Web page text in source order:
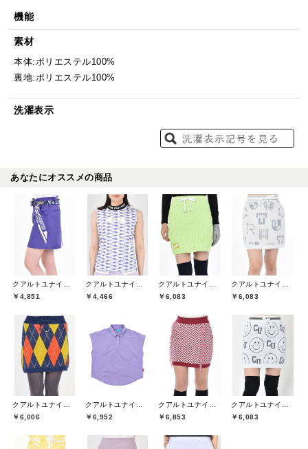
機能
素材
本体:ポリエステル100%
裏地:ポリエステル100%
洗濯表示
あなたにオススメの商品
￥4,851
￥4,466
￥6,083
￥6,083
￥6,006
￥6,952
￥6,853
￥6,083